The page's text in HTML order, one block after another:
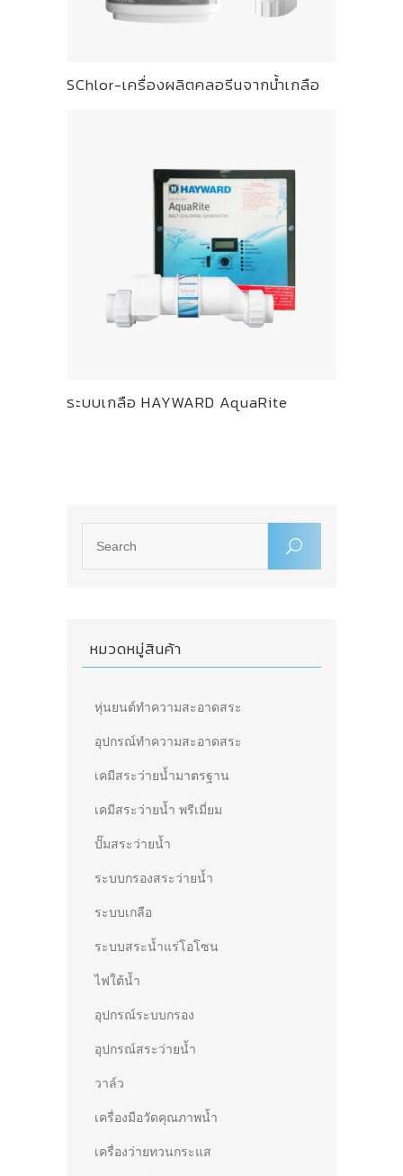
SChlor-เครื่องผลิตคลอรีนจากน้ำเกลือ
ระบบเกลือ HAYWARD AquaRite
หมวดหมู่สินค้า
หุ่นยนต์ทำความสะอาดสระ
อุปกรณ์ทำความสะอาดสระ
เคมีสระว่ายน้ำมาตรฐาน
เคมีสระว่ายน้ำ พรีเมี่ยม
ปั๊มสระว่ายน้ำ
ระบบกรองสระว่ายน้ำ
ระบบเกลือ
ระบบสระน้ำแร่โอโซน
ไฟใต้น้ำ
อุปกรณ์ระบบกรอง
อุปกรณ์สระว่ายน้ำ
วาล์ว
เครื่องมือวัดคุณภาพน้ำ
เครื่องว่ายทวนกระแส